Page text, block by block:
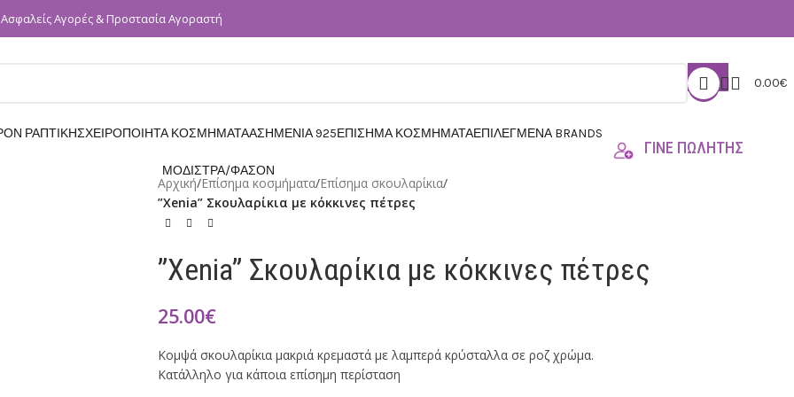
Ασφαλείς Αγορές & Προστασία Αγοραστή
0.00€
ΡΑΠΤΙΚΗΣΧΕΙΡΟΠΟΙΗΤΑ ΚΟΣΜΗΜΑΤΑΑΣΗΜΕΝΙΑ 925ΕΠΙΣΗΜΑ ΚΟΣΜΗΜΑΤΑΕΠΙΛΕΓΜΕΝΑ BRANDS
ΜΟΔΙΣΤΡΑ/ΦΑΣΟΝ
ΓΙΝΕ ΠΩΛΗΤΗΣ
Αρχική/Επίσημα κοσμήματα/Επίσημα σκουλαρίκια/
”Xenia” Σκουλαρίκια με κόκκινες πέτρες
”Xenia” Σκουλαρίκια με κόκκινες πέτρες
25.00€
Κομψά σκουλαρίκια μακριά κρεμαστά με λαμπερά κρύσταλλα σε ροζ χρώμα.
Κατάλληλο για κάποια επίσημη περίσταση